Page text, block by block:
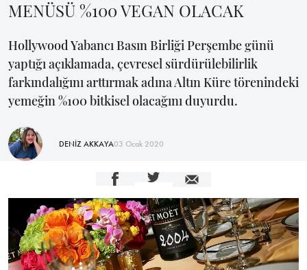
MENÜSÜ %100 VEGAN OLACAK
Hollywood Yabancı Basın Birliği Perşembe günü
yaptığı açıklamada, çevresel sürdürülebilirlik
farkındalığını arttırmak adına Altın Küre törenindeki
yemeğin %100 bitkisel olacağını duyurdu.
DENİZ AKKAYA03 Ocak 2020